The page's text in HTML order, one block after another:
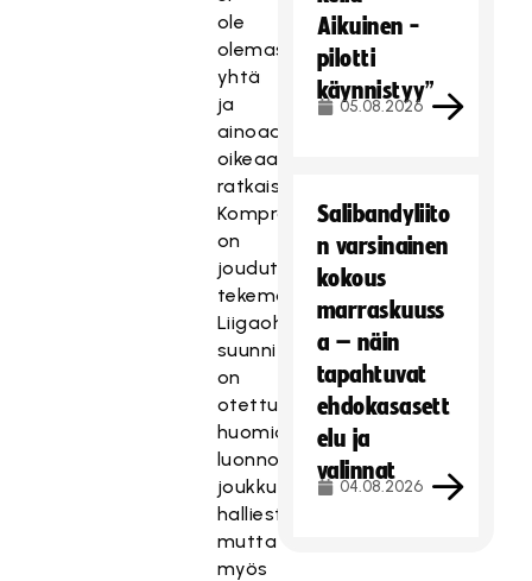
ole
olemassa
yhtä
ja
ainoaa
oikeaa
ratkaisua.
Kompromissejakin
on
jouduttu
tekemään.
Liigaohjelman
suunnittelussa
on
otettu
huomioon
luonnollisesti
joukkueiden
halliesteellisyydet,
mutta
myös
Aikuinen -
pilotti
käynnistyy”
05.08.2026
Salibandyliito
n varsinainen
kokous
marraskuuss
a – näin
tapahtuvat
ehdokasasett
elu ja
valinnat
04.08.2026